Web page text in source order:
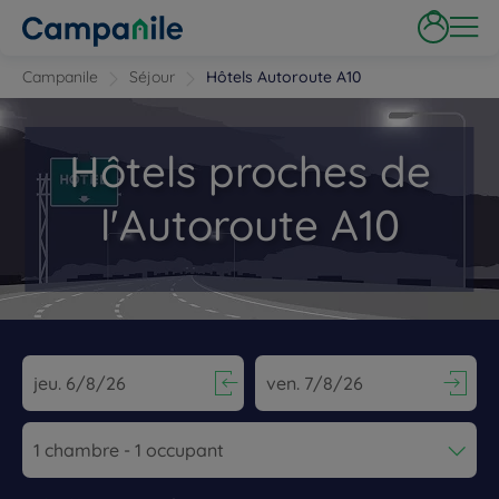
Campanile Séjour Hôtels Autoroute A10
Hôtels proches de
l'Autoroute A10
Navigate forward to interact with the calendar and select a
Navigate backward to interact